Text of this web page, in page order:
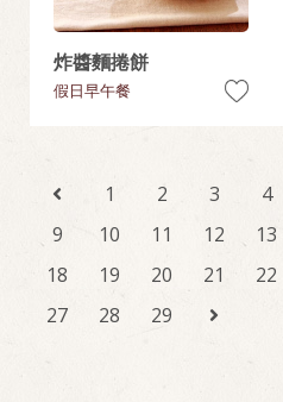
炸醬麵捲餅
假日早午餐
1 2 3 4
9
10 11 12 13
18
19 20 21 22
27
28 29